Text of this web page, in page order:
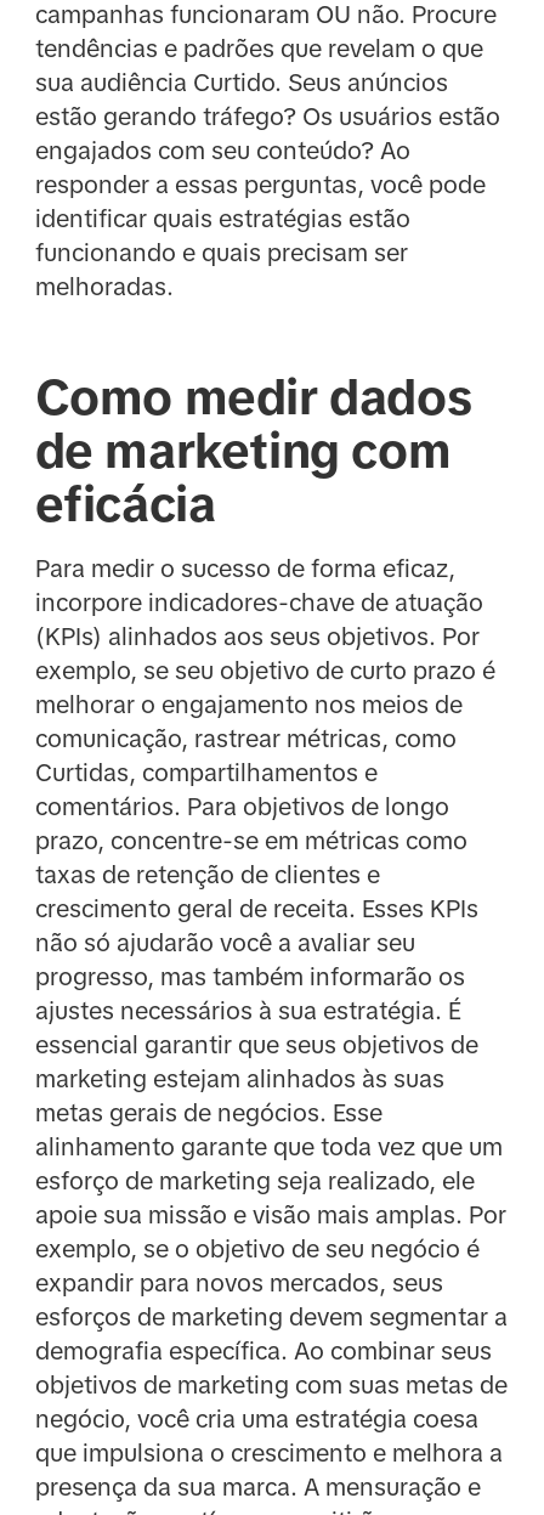
campanhas funcionaram OU não. Procure
tendências e padrões que revelam o que
sua audiência Curtido. Seus anúncios
estão gerando tráfego? Os usuários estão
engajados com seu conteúdo? Ao
responder a essas perguntas, você pode
identificar quais estratégias estão
funcionando e quais precisam ser
melhoradas.
Como medir dados
de marketing com
eficácia
Para medir o sucesso de forma eficaz,
incorpore indicadores-chave de atuação
(KPIs) alinhados aos seus objetivos. Por
exemplo, se seu objetivo de curto prazo é
melhorar o engajamento nos meios de
comunicação, rastrear métricas, como
Curtidas, compartilhamentos e
comentários. Para objetivos de longo
prazo, concentre-se em métricas como
taxas de retenção de clientes e
crescimento geral de receita. Esses KPIs
não só ajudarão você a avaliar seu
progresso, mas também informarão os
ajustes necessários à sua estratégia. É
essencial garantir que seus objetivos de
marketing estejam alinhados às suas
metas gerais de negócios. Esse
alinhamento garante que toda vez que um
esforço de marketing seja realizado, ele
apoie sua missão e visão mais amplas. Por
exemplo, se o objetivo de seu negócio é
expandir para novos mercados, seus
esforços de marketing devem segmentar a
demografia específica. Ao combinar seus
objetivos de marketing com suas metas de
negócio, você cria uma estratégia coesa
que impulsiona o crescimento e melhora a
presença da sua marca. A mensuração e